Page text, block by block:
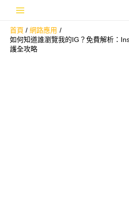
Menu
首頁
網路應用
如何知道誰瀏覽我的IG？免費解析：
護全攻略